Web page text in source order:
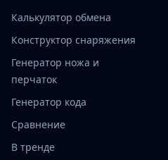
Калькулятор обмена
Конструктор снаряжения
Генератор ножа и
перчаток
Генератор кода
Сравнение
В тренде